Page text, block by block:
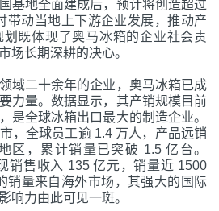
地全面建成后，预计将创造超过
带动当地上下游企业发展，推动产
既体现了奥马冰箱的企业社会责
场长期深耕的决心。
二十余年的企业，奥马冰箱已成
力量。数据显示，其产销规模目前
是全球冰箱出口最大的制造企业。
，全球员工逾1.4 万人，产品远销
区，累计销量已突破 1.5 亿台。
销售收入 135 亿元，销量近 1500
销量来自海外市场，其强大的国际
响力由此可见一斑。